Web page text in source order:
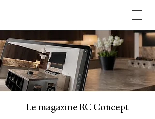
Le magazine RC Concept